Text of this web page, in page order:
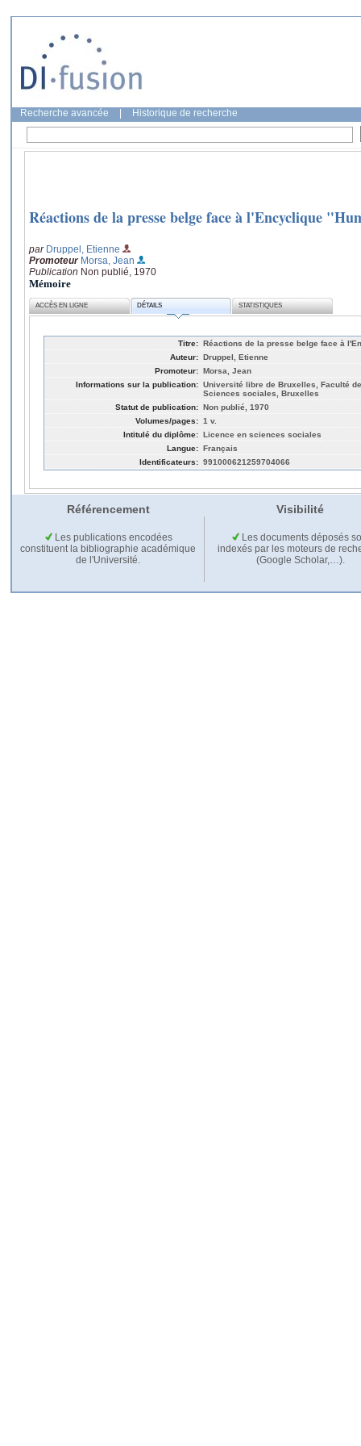
Recherche avancée Historique de recherche
Réactions de la presse belge face à l'Encyclique
par Druppel, Etienne
Promoteur Morsa, Jean
Publication Non publié, 1970
Mémoire
ACCÈS EN LIGNE DÉTAILS STATISTIQUES
Titre: Réactions de la presse belge face à
Auteur: Druppel, Etienne
Promoteur: Morsa, Jean
Informations sur la publication: Université libre de Bruxelles, Faculté
Sciences sociales, Bruxelles
Statut de publication: Non publié, 1970
Volumes/pages: 1 v.
Intitulé du diplôme: Licence en sciences sociales
Langue: Français
Identificateurs: 991000621259704066
Référencement Visibilité
Les publications encodées
constituent la bibliographie académique
de l'Université.
Les documents déposés
indexés par les moteurs de
(Google Scholar,…).